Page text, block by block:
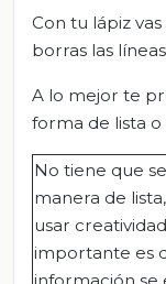
Con tu lápiz
borras las
A lo mejor te
forma de lista
No tiene que
manera de
usar
importante es